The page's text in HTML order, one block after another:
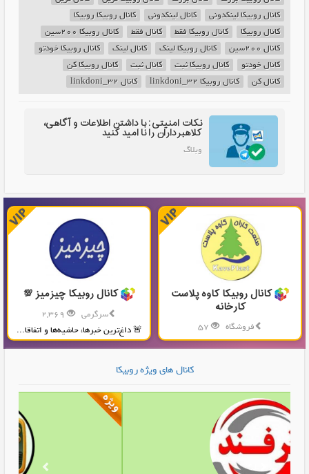
کانال روبیکا لینکدونی
کانال لینکدونی
کانال روبیکا روبیکا
کانال روبیکا
کانال روبیکا فقط کانال فقط
کانال روبیکا 200سین
کانال 200سین
کانال روبیکا لینک کانال لینک
کانال روبیکا خودتو
کانال خودتو
کانال روبیکا ثبت کانال ثبت
کانال روبیکا کن
کانال کن
کانال روبیکا linkdoni_32 کانال linkdoni_32
نکات امنیتی: با داشتن اطلاعات و آگاهی،
کلاهبرداران را نا امید کنید
وبلاگ
کانال روبیکا کاوه پلاست
کارخانه
فروشگاه
تولید و پخش محصولات پلاستیکی...
کانال روبیکا چیزمیز 💯
سرگرمی
🚨 داغ‌ترین خبرها، حاشیه‌ها و اتفاقا...
کانال های ویژه روبیکا